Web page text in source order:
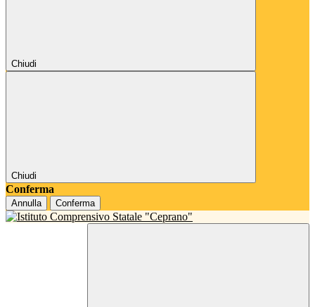
Chiudi
Chiudi
Conferma
Annulla Conferma